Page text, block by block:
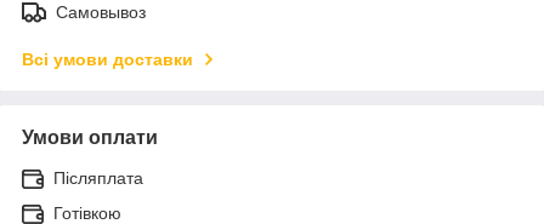
Самовывоз
Всі умови доставки
Умови оплати
Післяплата
Готівкою